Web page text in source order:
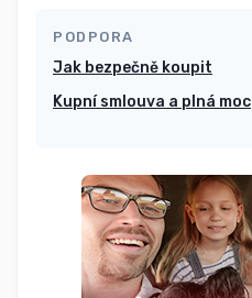
PODPORA
Jak bezpečně koupit
Kupní smlouva a plná moc